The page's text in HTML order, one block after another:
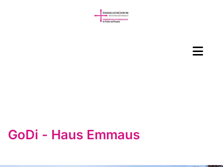
GoDi - Haus Emmaus